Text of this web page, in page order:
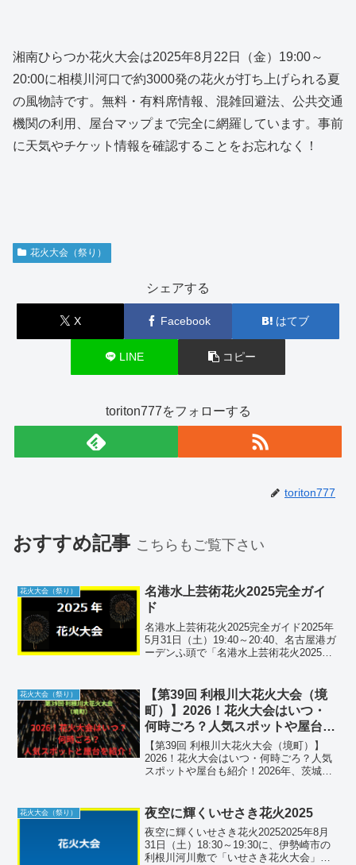
湘南ひらつか花火大会は2025年8月22日（金）19:00～
20:00に相模川河口で約3000発の花火が打ち上げられる夏
の風物詩です。無料・有料席情報、混雑回避法、公共交通
機関の利用、屋台マップまで完全に網羅しています。事前
に天気やチケット情報を確認することをお忘れなく！
花火大会（祭り）
シェアする
X Facebook はてブ
LINE コピー
toriton777をフォローする
toriton777
おすすめ記事 こちらもご覧下さい
花火大会（祭り）
名港水上芸術花火2025完全ガイ
ド
名港水上芸術花火2025完全ガイド2025年
5月31日（土）19:40～20:40、名古屋港ガ
ーデンふ頭で「名港水上芸術花火2025」
ロ花火を、チケット情報から観...
花火大会（祭り）
【第39回 利根川大花火大会（境
町）】2026！花火大会はいつ・
何時ごろ？人気スポットや屋台も
紹介！
【第39回 利根川大花火大会（境町）】
2026！花火大会はいつ・何時ごろ？人気
スポットや屋台も紹介！2026年、茨城県
が開催されます。この大会の最大の特徴
は、四大花...
花火大会（祭り） 夜空に輝くいせさき花火2025
夜空に輝くいせさき花火20252025年8月
31日（土）18:30～19:30に、伊勢崎市の
利根川河川敷で「いせさき花火大会」が